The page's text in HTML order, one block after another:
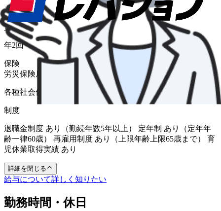
あり
賞与
年2回
保険
労災保険雇用保険 健康保険 厚生年金
各種社会保険完備
制度
退職金制度 あり（勤続年数5年以上） 定年制 あり（定年年
齢一律60歳） 再雇用制度 あり（上限年齢上限65歳まで） 育
児休業取得実績 あり
詳細を閉じる
給与について詳しく知りたい
勤務時間・休日